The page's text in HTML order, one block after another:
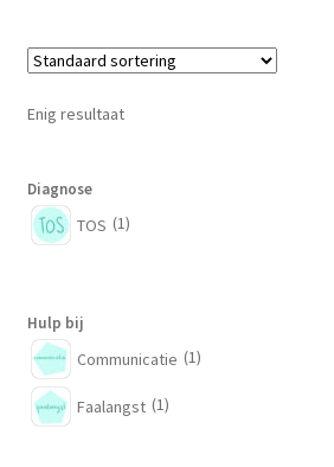
Enig resultaat
Diagnose
TOS (1)
Hulp bij
Communicatie (1)
Faalangst (1)